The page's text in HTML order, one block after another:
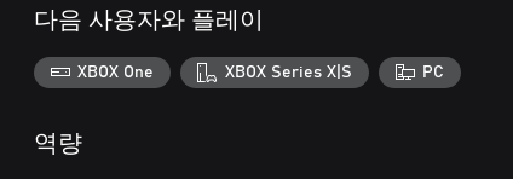
다음 사용자와 플레이
XBOX One XBOX Series X|S PC
역량